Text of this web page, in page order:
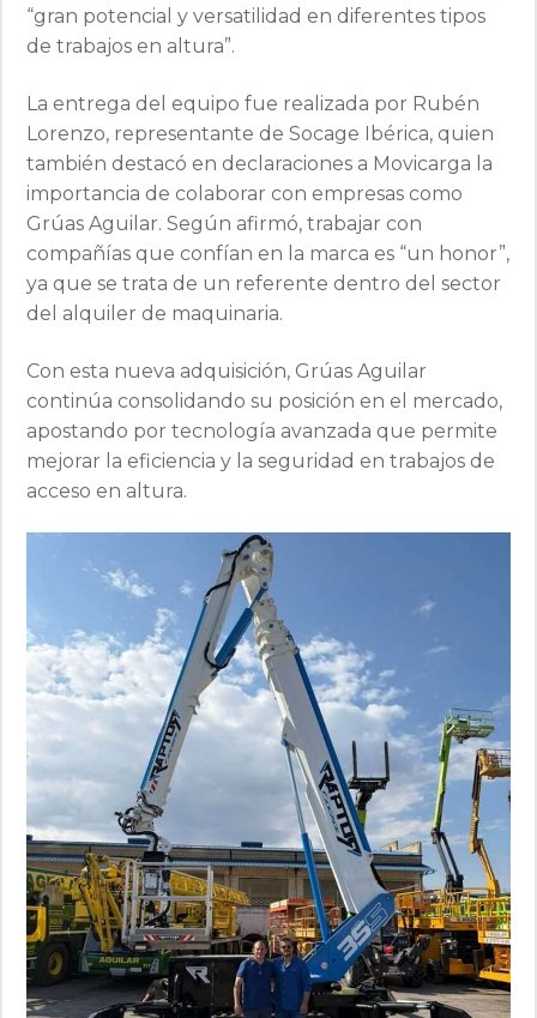
“gran potencial y versatilidad en diferentes tipos
de trabajos en altura”.
La entrega del equipo fue realizada por Rubén
Lorenzo, representante de Socage Ibérica, quien
también destacó en declaraciones a Movicarga la
importancia de colaborar con empresas como
Grúas Aguilar. Según afirmó, trabajar con
compañías que confían en la marca es “un honor”,
ya que se trata de un referente dentro del sector
del alquiler de maquinaria.
Con esta nueva adquisición, Grúas Aguilar
continúa consolidando su posición en el mercado,
apostando por tecnología avanzada que permite
mejorar la eficiencia y la seguridad en trabajos de
acceso en altura.